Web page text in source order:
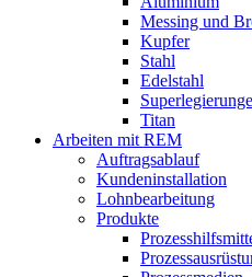
Messing und
Kupfer
Stahl
Edelstahl
Titan
Arbeiten mit REM
Auftragsablauf
Kundeninstallation
Lohnbearbeitung
Produkte